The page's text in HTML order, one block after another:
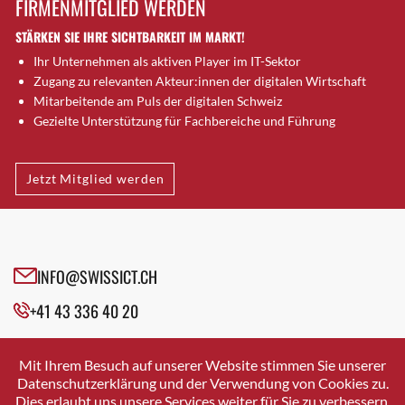
Brugg AG
Brütten
Bubendorf
Bubikon
Buchs (SG)
Bäretswil
Bülach
Cazis
Crissier
Davos Platz
Dierikon
Dietikon
FIRMENMITGLIED WERDEN
STÄRKEN SIE IHRE SICHTBARKEIT IM MARKT!
Ihr Unternehmen als aktiven Player im IT-Sektor
Zugang zu relevanten Akteur:innen der digitalen Wirtschaft
Mitarbeitende am Puls der digitalen Schweiz
Gezielte Unterstützung für Fachbereiche und Führung
Jetzt Mitglied werden
INFO@SWISSICT.CH
+41 43 336 40 20
SWISSICT
VULKANSTRASSE 120
8048 ZURICH
Mit Ihrem Besuch auf unserer Website stimmen Sie unserer
Datenschutzerklärung und der Verwendung von Cookies zu.
Dies erlaubt uns unsere Services weiter für Sie zu verbessern.